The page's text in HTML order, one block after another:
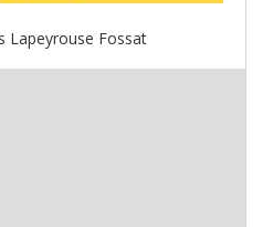
Lapeyrouse Fossat